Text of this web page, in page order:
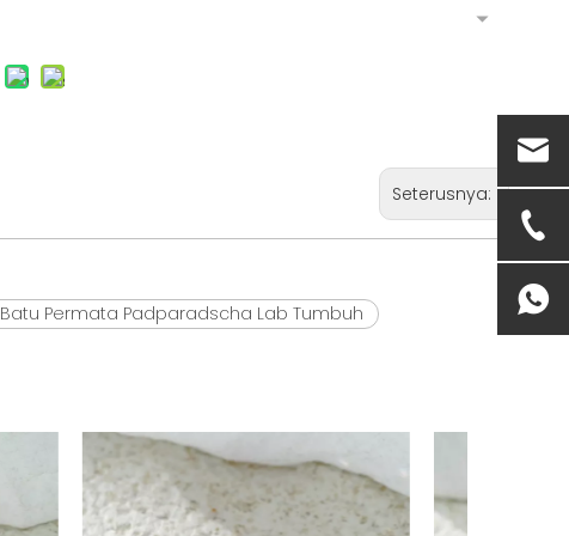
Seterusnya:
Batu Permata Padparadscha Lab Tumbuh